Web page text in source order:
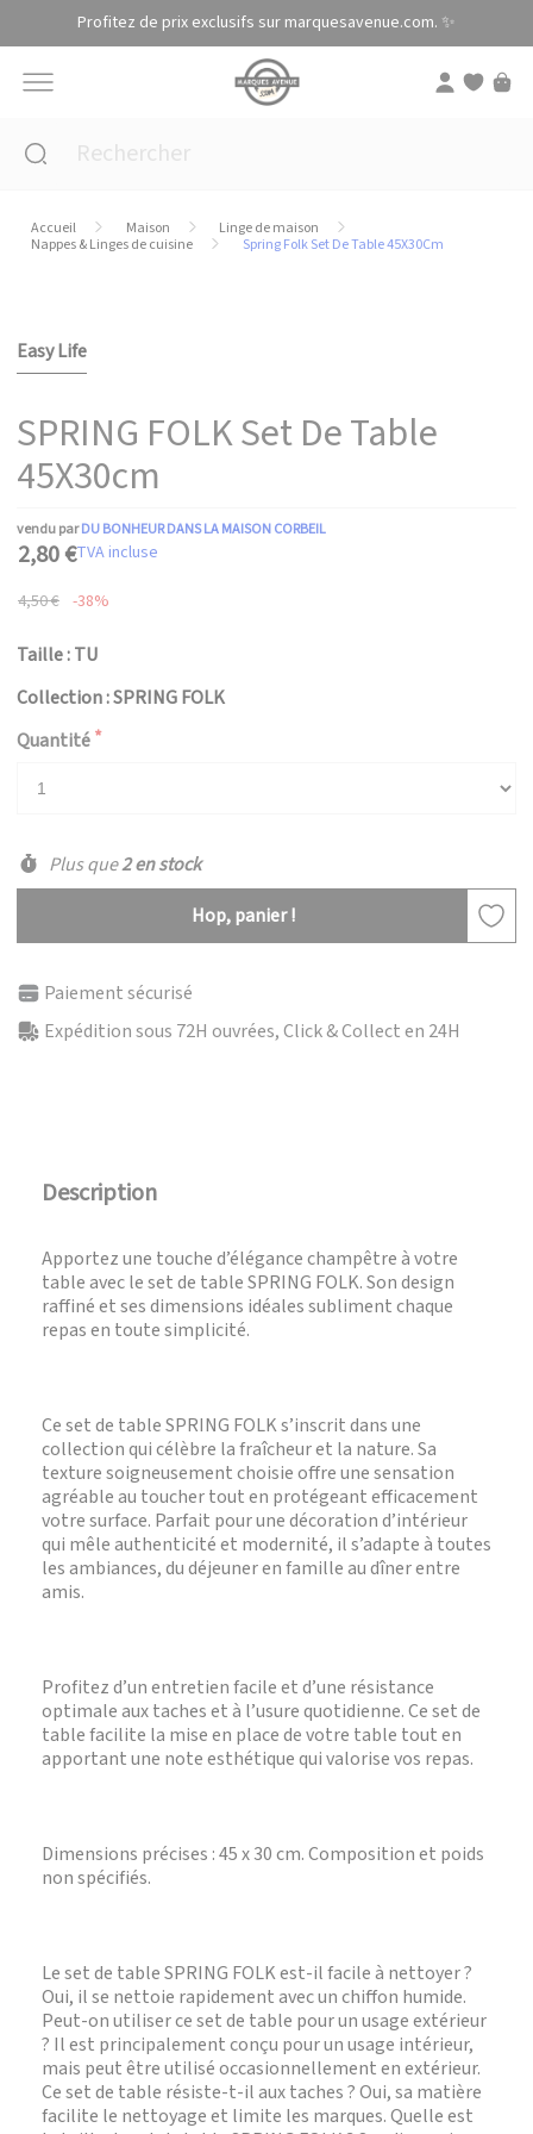
Profitez de prix exclusifs sur marquesavenue.com. ✨
Accueil Maison
Linge de maison
Nappes & Linges de cuisine
Spring Folk Set De Table 45X30Cm
Easy Life
SPRING FOLK Set De Table
45X30cm
vendu parDU BONHEUR DANS LA MAISON CORBEIL
2,80 €TVA incluse
4,50 € -38%
Taille : TU
Collection : SPRING FOLK
Quantité
Plus que2 en stock
Hop, panier !
Paiement sécurisé
Expédition sous 72H ouvrées, Click & Collect en 24H
Description
Apportez une touche d’élégance champêtre à votre
table avec le set de table SPRING FOLK. Son design
raffiné et ses dimensions idéales subliment chaque
repas en toute simplicité.
Ce set de table SPRING FOLK s’inscrit dans une
collection qui célèbre la fraîcheur et la nature. Sa
texture soigneusement choisie offre une sensation
agréable au toucher tout en protégeant efficacement
votre surface. Parfait pour une décoration d’intérieur
qui mêle authenticité et modernité, il s’adapte à toutes
les ambiances, du déjeuner en famille au dîner entre
amis.
Profitez d’un entretien facile et d’une résistance
optimale aux taches et à l’usure quotidienne. Ce set de
table facilite la mise en place de votre table tout en
apportant une note esthétique qui valorise vos repas.
Dimensions précises : 45 x 30 cm. Composition et poids
non spécifiés.
Le set de table SPRING FOLK est-il facile à nettoyer ?
Oui, il se nettoie rapidement avec un chiffon humide.
Peut-on utiliser ce set de table pour un usage extérieur
? Il est principalement conçu pour un usage intérieur,
mais peut être utilisé occasionnellement en extérieur.
Ce set de table résiste-t-il aux taches ? Oui, sa matière
facilite le nettoyage et limite les marques. Quelle est
Panneau de gestion des cookies